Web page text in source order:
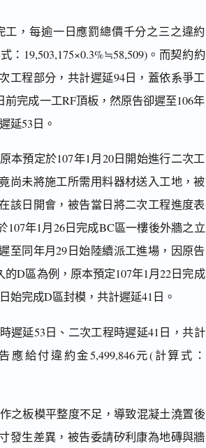
，每逾一日應罰總價千分之三之違約
：19,503,175×0.3%≒58,509)。而契約約
工程部分，共計遲延94日，蓋依系爭工
完成一工RF頂板，然原告卻遲至106年
延53日。
本預定於107年1月20日開始進行二次工
尚未將施工所需用料器材送入工地，被
該日開會，被告當日將二次工程進度表
年1月26日完成BC區一樓後外牆之立
至同年月29日始陸續派工進場，因原告
D區為例，原本預定107年1月22日完成
始完成D區封模，共計遲延41日。
遲延53日、二次工程時遲延41日，共計
給付違約金5,499,846元(計算式：
之板模平整度不足，導致混凝土澆置後
發生差異，被告委請矽利康為地磚與牆